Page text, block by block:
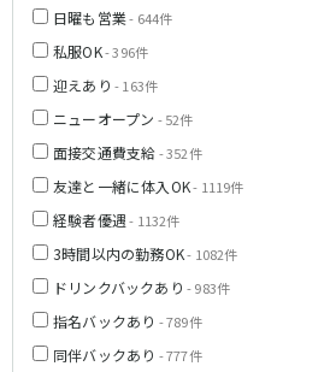
日曜も営業- 644件
私服OK- 396件
迎えあり - 163件
ニューオープン - 52件
面接交通費支給- 352件
友達と一緒に体入OK- 1119件
経験者優遇- 1132件
3時間以内の勤務OK- 1082件
ドリンクバックあり - 983件
指名バックあり - 789件
同伴バックあり - 777件
千葉県
千葉
柏
市原・木更津・君津
成田・四街道・香取
八千代台・勝田台
栃木県
宇都宮
茨城県
品川駅
駒込駅
高田馬場駅
目白駅
東京メトロ丸ノ内線
池袋駅
新宿駅
荻窪駅
新高円寺駅